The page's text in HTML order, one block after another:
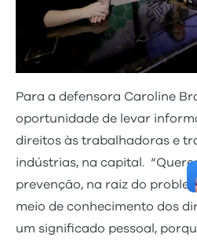
Para a defensora Caroline
oportunidade de levar
direitos às trabalhadoras e
indústrias, na capital.
prevenção, na raiz do
meio de conhecimento dos
um significado pessoal,